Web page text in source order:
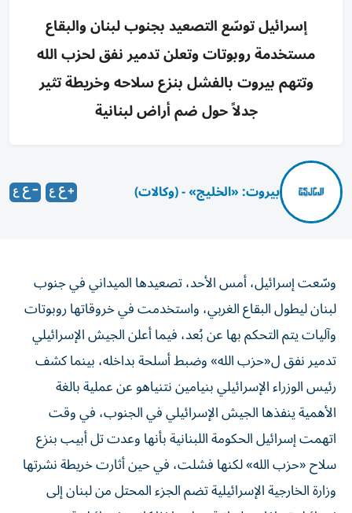
إسرائيل توسّع التصعيد بجنوب لبنان والبقاع
مستخدمة روبوتات وتعلن تدمير نفق لحزب الله
وتتهم بيروت بالفشل بنزع سلاحه وخريطة تثير
جدلاً حول ضم أراض لبنانية
بيروت: «الخليج» - (وكالات)
وسّعت إسرائيل، أمس الأحد، تصعيدها الميداني في جنوب
لبنان ليطول البقاع الغربي، واستخدمت في خروقاتها روبوتات
وآليات يتم التحكم بها عن بُعد، فيما أعلن الجيش الإسرائيلي
تدمير نفق ل«حزب الله» وضبط أسلحة بداخله، بينما كشف
رئيس الوزراء الإسرائيلي بنيامين نتنياهو عن عملية بالغة
الأهمية ينفذها الجيش الإسرائيلي في الجنوب، في وقت
اتهمت إسرائيل الحكومة اللبنانية بأنها وعدت تل أبيب بنزع
سلاح «حزب الله» لكنها فشلت، في حين أثارت خريطة نشرتها
وزارة الخارجية الإسرائيلية تضم الجزء المحتل من لبنان إلى
إسرائيل تساؤلات لبنانية حول ما إذا كانت إسرائيل قد ضمت